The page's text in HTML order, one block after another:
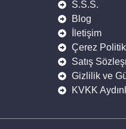
S.S.S.
Blog
İletişim
Çerez
Satış
Gizlilik ve
KVKK